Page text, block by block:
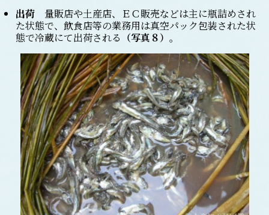
出荷 量販店や土産店、ＥＣ販売などは主に瓶詰めされ
た状態で、飲食店等の業務用は真空パック包装された状
態で冷蔵にて出荷される （写真８） 。